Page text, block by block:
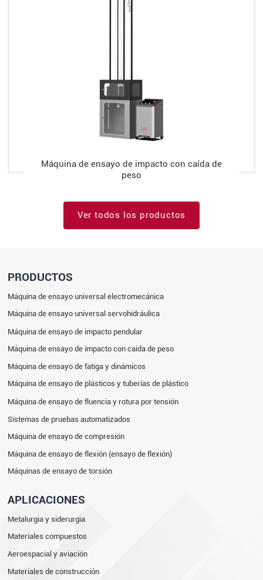
Máquina de ensayo de impacto con caída de
peso
Ver todos los productos
PRODUCTOS
Máquina de ensayo universal electromecánica
Máquina de ensayo universal servohidráulica
Máquina de ensayo de impacto pendular
Máquina de ensayo de impacto con caída de peso
Máquina de ensayo de fatiga y dinámicos
Máquina de ensayo de plásticos y tuberías de plástico
Máquina de ensayo de fluencia y rotura por tensión
Sistemas de pruebas automatizados
Máquina de ensayo de compresión
Máquina de ensayo de flexión (ensayo de flexión)
Máquinas de ensayo de torsión
APLICACIONES
Metalurgia y siderurgia
Materiales compuestos
Aeroespacial y aviación
Materiales de construcción